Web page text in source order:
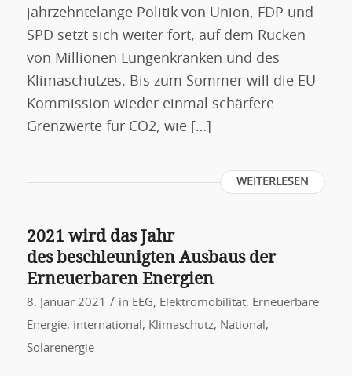
jahrzehntelange Politik von Union, FDP und
SPD setzt sich weiter fort, auf dem Rücken
von Millionen Lungenkranken und des
Klimaschutzes. Bis zum Sommer will die EU-
Kommission wieder einmal schärfere
Grenzwerte für CO2, wie […]
WEITERLESEN
2021 wird das Jahr
des beschleunigten Ausbaus der
Erneuerbaren Energien
8. Januar 2021 / in EEG, Elektromobilität, Erneuerbare
Energie, international , Klimaschutz, National ,
Solarenergie